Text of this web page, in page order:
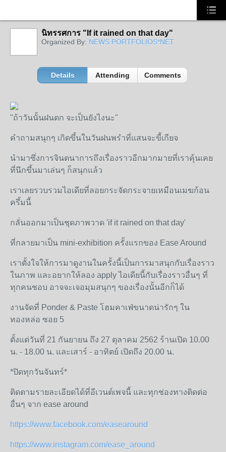
นิทรรศการ "If it rained on that day"
Organized By: NEWS PORTFOLIOS*NET
Details Attending Comments
"ถ้าวันนั้นฝนตก จะเป็นยังไงนะ"
คำถามสนุกๆ เกิดขึ้นในวันฝนพรำที่แสนจะขี้เกียจ
นำมาซึ่งการจินตนาการถึงเรื่องราวอีกมากมายที่เราคุ้นเคย
ที่นึกขึ้นมาเล่นๆ ก็สนุกแล้ว
เราเลยรวบรวมไอเดียที่ลอยกระจัดกระจายเหมือนเมฆก้อน
ครึ้มนี้
กลั่นออกมาเป็นชุดภาพวาด 'if it rained on that day'
ที่กลายมาเป็น mini-exhibition ครั้งแรกของ Ease Around
เราตั้งใจให้การมาดูงานในครั้งนี้เป็นการมาสนุกกับเรื่องราว
ในภาพ และอยากให้ลอง applyไอเดียนี้กับเรื่องราวอื่นๆ ที่
ทุกคนชอบ อาจจะเจอมุมสนุกๆ ของเรื่องนั้นอีกก็ได้
งานจัดที่ Ponder & Paste โฮมคาเฟ่ขนาดน่ารักๆ ใน
ทองหล่อ ซอย 5
ตั้งแต่วันที่ 21 กันยายน ถึง 27 ตุลาคม 2562 ร้านเปิด 10.00
น. - 18.00 น. และเสาร์ - อาทิตย์ เปิดถึง 20.00 น.
*ปิดทุกวันจันทร์*
ติดตามรายละเอียดได้ที่อีเวนต์เพจนี้ และทุกช่องทางติดต่อ
อื่นๆ จาก ease around
https://www.facebook.com/easearound
https://www.instagram.com/ease_around